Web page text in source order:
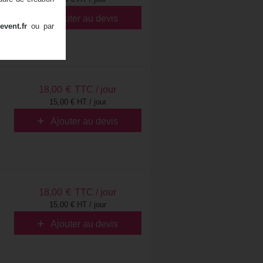
Ajouter au devis
18,00 € TTC / jour
15,00 € HT / jour
Ajouter au devis
18,00 € TTC / jour
15,00 € HT / jour
Ajouter au devis
ou par